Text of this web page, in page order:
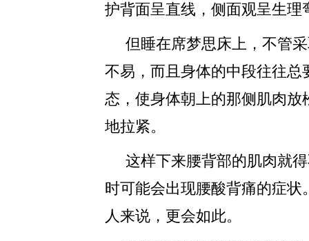
护背面呈直线，侧面观呈生理
但睡在席梦思床上，不管
不易，而且身体的中段往往
态，使身体朝上的那侧肌肉
地拉紧。
这样下来腰背部的肌肉就
时可能会出现腰酸背痛的症
人来说，更会如此。